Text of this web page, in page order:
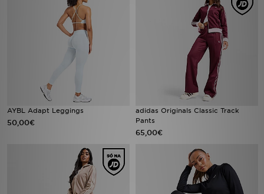
AYBL Adapt Leggings
50,00€
adidas Originals Classic Track
Pants
65,00€